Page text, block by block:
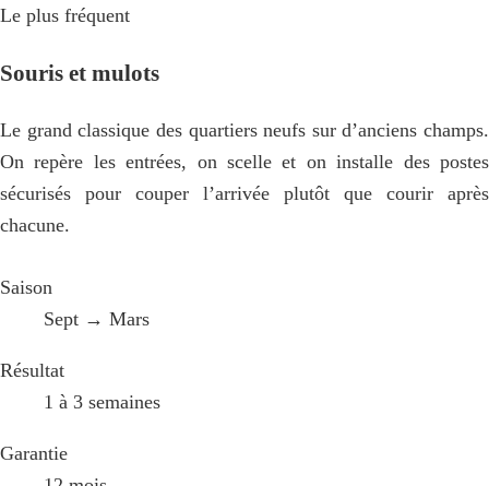
Le plus fréquent
Souris et mulots
Le grand classique des quartiers neufs sur d’anciens champs.
On repère les entrées, on scelle et on installe des postes
sécurisés pour couper l’arrivée plutôt que courir après
chacune.
Saison
Sept → Mars
Résultat
1 à 3 semaines
Garantie